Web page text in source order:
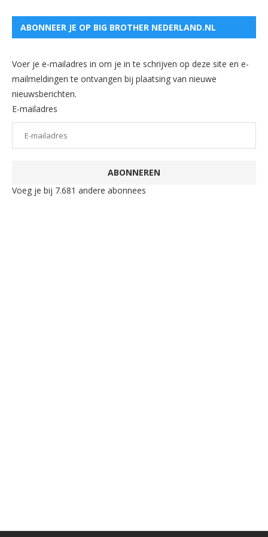
ABONNEER JE OP BIG BROTHER NEDERLAND.NL
Voer je e-mailadres in om je in te schrijven op deze site en e-
mailmeldingen te ontvangen bij plaatsing van nieuwe
nieuwsberichten.
E-mailadres
ABONNEREN
Voeg je bij 7.681 andere abonnees